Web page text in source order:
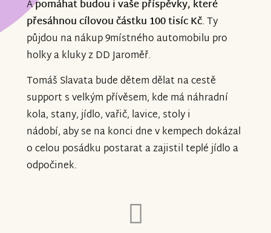
Apomáhat budou i vaše příspěvky, které
přesáhnou cílovou částku 100 tisíc Kč. Ty
půjdou na nákup 9místného automobilu pro
holky a kluky z DD Jaroměř.
Tomáš Slavata bude dětem dělat na cestě
support s velkým přívěsem, kde má náhradní
kola, stany, jídlo, vařič, lavice, stoly i
nádobí, aby se na konci dne v kempech dokázal
o celou posádku postarat a zajistil teplé jídlo a
odpočinek.